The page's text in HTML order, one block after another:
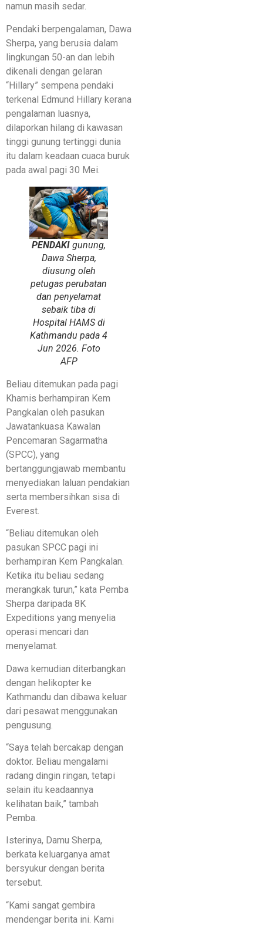
namun masih sedar.
Pendaki berpengalaman, Dawa
Sherpa, yang berusia dalam
lingkungan 50-an dan lebih
dikenali dengan gelaran
“Hillary” sempena pendaki
terkenal Edmund Hillary kerana
pengalaman luasnya,
dilaporkan hilang di kawasan
tinggi gunung tertinggi dunia
itu dalam keadaan cuaca buruk
pada awal pagi 30 Mei.
PENDAKI gunung,
Dawa Sherpa,
diusung oleh
petugas perubatan
dan penyelamat
sebaik tiba di
Hospital HAMS di
Kathmandu pada 4
Jun 2026. Foto
AFP
Beliau ditemukan pada pagi
Khamis berhampiran Kem
Pangkalan oleh pasukan
Jawatankuasa Kawalan
Pencemaran Sagarmatha
(SPCC), yang
bertanggungjawab membantu
menyediakan laluan pendakian
serta membersihkan sisa di
Everest.
“Beliau ditemukan oleh
pasukan SPCC pagi ini
berhampiran Kem Pangkalan.
Ketika itu beliau sedang
merangkak turun,” kata Pemba
Sherpa daripada 8K
Expeditions yang menyelia
operasi mencari dan
menyelamat.
Dawa kemudian diterbangkan
dengan helikopter ke
Kathmandu dan dibawa keluar
dari pesawat menggunakan
pengusung.
“Saya telah bercakap dengan
doktor. Beliau mengalami
radang dingin ringan, tetapi
selain itu keadaannya
kelihatan baik,” tambah
Pemba.
Isterinya, Damu Sherpa,
berkata keluarganya amat
bersyukur dengan berita
tersebut.
“Kami sangat gembira
mendengar berita ini. Kami